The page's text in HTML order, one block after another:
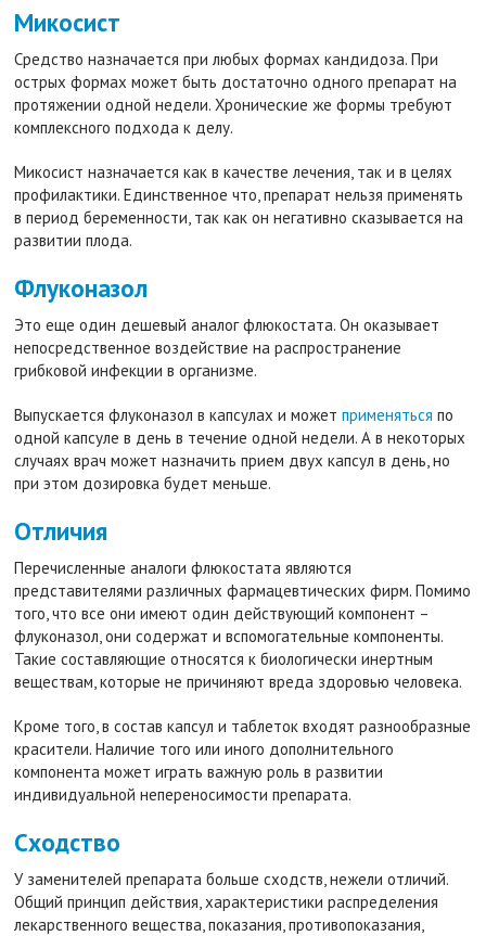
Микосист
Средство назначается при любых формах кандидоза. При
острых формах может быть достаточно одного препарат на
протяжении одной недели. Хронические же формы требуют
комплексного подхода к делу.
Микосист назначается как в качестве лечения, так и в целях
профилактики. Единственное что, препарат нельзя применять
в период беременности, так как он негативно сказывается на
развитии плода.
Флуконазол
Это еще один дешевый аналог флюкостата. Он оказывает
непосредственное воздействие на распространение
грибковой инфекции в организме.
Выпускается флуконазол в капсулах и можетприменяться по
одной капсуле в день в течение одной недели. А в некоторых
случаях врач может назначить прием двух капсул в день, но
при этом дозировка будет меньше.
Отличия
Перечисленные аналоги флюкостата являются
представителями различных фармацевтических фирм. Помимо
того, что все они имеют один действующий компонент –
флуконазол, они содержат и вспомогательные компоненты.
Такие составляющие относятся к биологически инертным
веществам, которые не причиняют вреда здоровью человека.
Кроме того, в состав капсул и таблеток входят разнообразные
красители. Наличие того или иного дополнительного
компонента может играть важную роль в развитии
индивидуальной непереносимости препарата.
Сходство
У заменителей препарата больше сходств, нежели отличий.
Общий принцип действия, характеристики распределения
лекарственного вещества, показания, противопоказания,